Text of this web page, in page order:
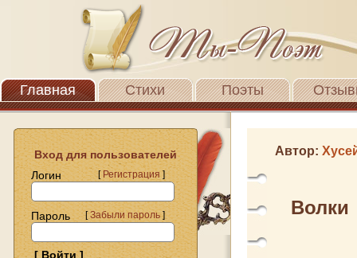
Главная Стихи Поэты
Вход для пользователей
Логин
[Регистрация]
Пароль [Забыли пароль]
Автор:
Волки